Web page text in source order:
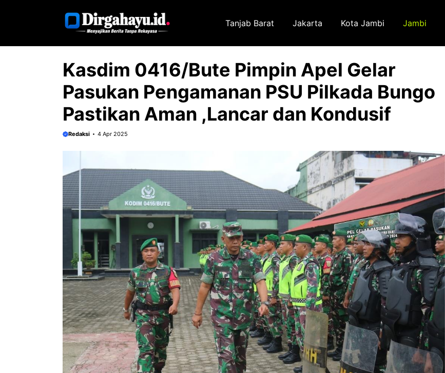
Tanjab Barat Jakarta Kota Jambi Jambi
Kasdim 0416/Bute Pimpin Apel Gelar
Pasukan Pengamanan PSU Pilkada Bungo
Pastikan Aman ,Lancar dan Kondusif
Redaksi 4 Apr 2025